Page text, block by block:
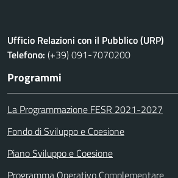
Ufficio Relazioni con il Pubblico (URP)
Telefono: (+39) 091-7070200
Programmi
La Programmazione FESR 2021-2027
Fondo di Sviluppo e Coesione
Piano Sviluppo e Coesione
Programma Operativo Complementare